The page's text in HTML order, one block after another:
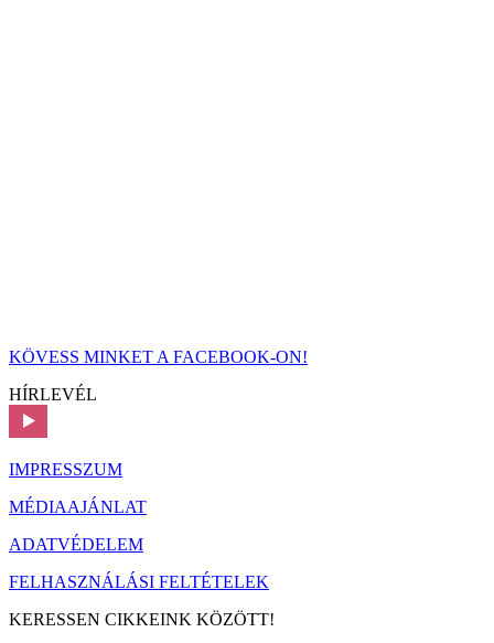
KÖVESS MINKET A FACEBOOK-ON!
HÍRLEVÉL
IMPRESSZUM
MÉDIAAJÁNLAT
ADATVÉDELEM
FELHASZNÁLÁSI FELTÉTELEK
KERESSEN CIKKEINK KÖZÖTT!